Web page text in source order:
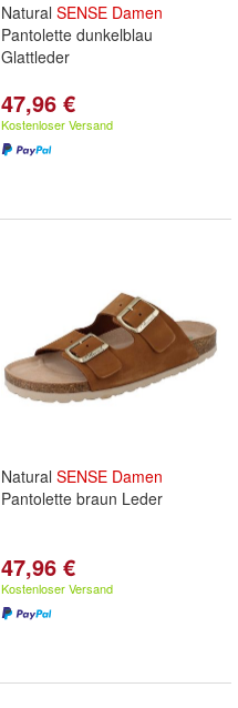
Natural SENSE Damen
Pantolette dunkelblau
Glattleder
47,96 €
Kostenloser Versand
Natural SENSE Damen
Pantolette braun Leder
47,96 €
Kostenloser Versand